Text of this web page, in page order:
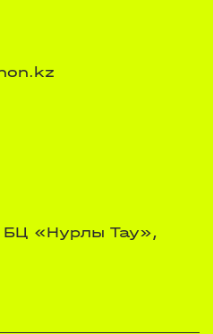
«Нурлы Тау»,